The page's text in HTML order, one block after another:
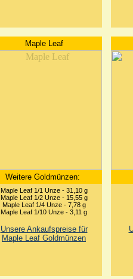
Maple Leaf
Weitere Goldmünzen:
Maple Leaf 1/1 Unze - 31,10 g
Maple Leaf 1/2 Unze - 15,55 g
Maple Leaf 1/4 Unze - 7,78 g
Maple Leaf 1/10 Unze - 3,11 g
Unsere Ankaufspreise für
Maple Leaf Goldmünzen